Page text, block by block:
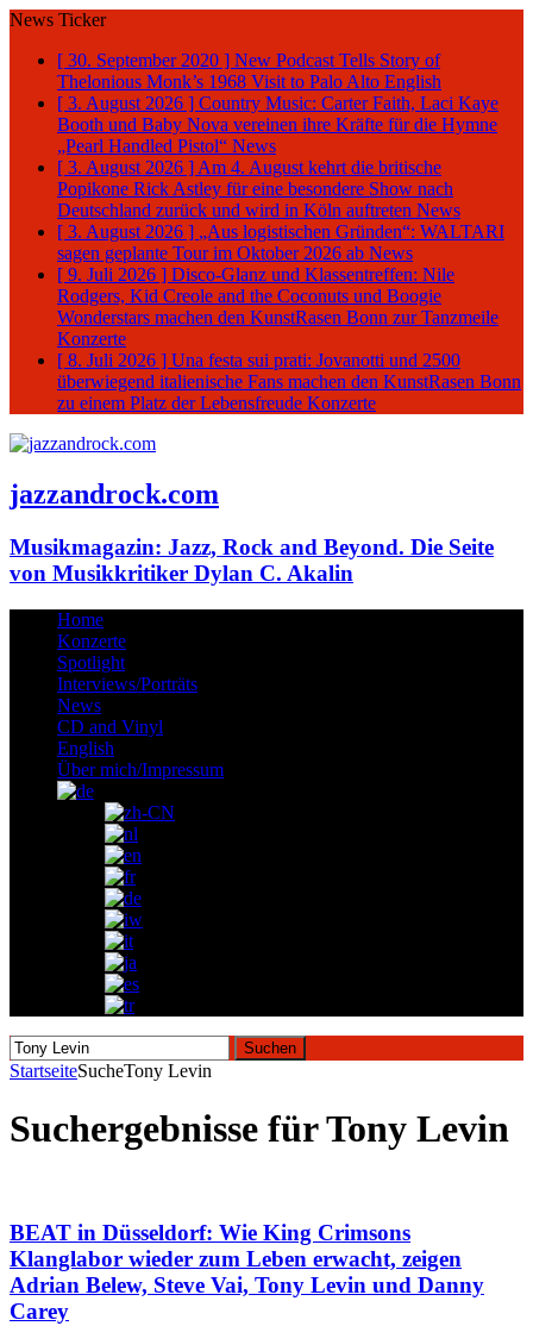
News Ticker
[ 30. September 2020 ] New Podcast Tells Story of
Thelonious Monk’s 1968 Visit to Palo Alto English
[ 3. August 2026 ] Country Music: Carter Faith, Laci Kaye
Booth und Baby Nova vereinen ihre Kräfte für die Hymne
„Pearl Handled Pistol“ News
[ 3. August 2026 ] Am 4. August kehrt die britische
Popikone Rick Astley für eine besondere Show nach
Deutschland zurück und wird in Köln auftreten News
[ 3. August 2026 ] „Aus logistischen Gründen“: WALTARI
sagen geplante Tour im Oktober 2026 ab News
[ 9. Juli 2026 ] Disco-Glanz und Klassentreffen: Nile
Rodgers, Kid Creole and the Coconuts und Boogie
Wonderstars machen den KunstRasen Bonn zur Tanzmeile
Konzerte
[ 8. Juli 2026 ] Una festa sui prati: Jovanotti und 2500
überwiegend italienische Fans machen den KunstRasen Bonn
zu einem Platz der Lebensfreude Konzerte
jazzandrock.com
Musikmagazin: Jazz, Rock and Beyond. Die Seite
von Musikkritiker Dylan C. Akalin
Home
Konzerte
Spotlight
Interviews/Porträts
News
CD and Vinyl
English
Über mich/Impressum
Suchen
nach:
StartseiteSucheTony Levin
Suchergebnisse fürTony Levin
BEAT in Düsseldorf: Wie King Crimsons
Klanglabor wieder zum Leben erwacht, zeigen
Adrian Belew, Steve Vai, Tony Levin und Danny
Carey